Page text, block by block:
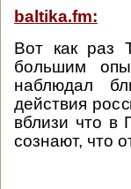
baltika.fm:
Вот как раз
большим
наблюдал
действия
вблизи что в
сознают, что